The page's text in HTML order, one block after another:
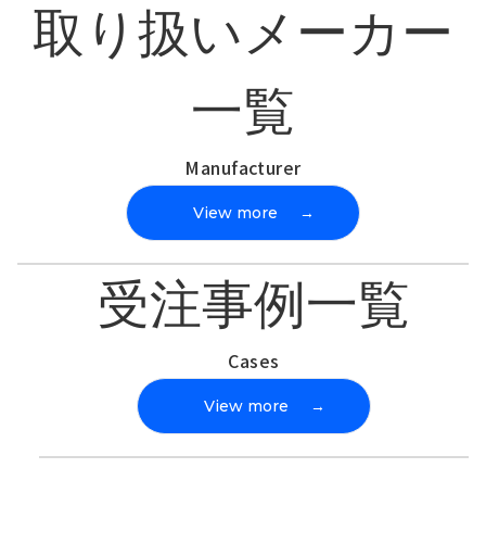
取り扱いメーカー
一覧
Manufacturer
View more →
受注事例一覧
Cases
View more →